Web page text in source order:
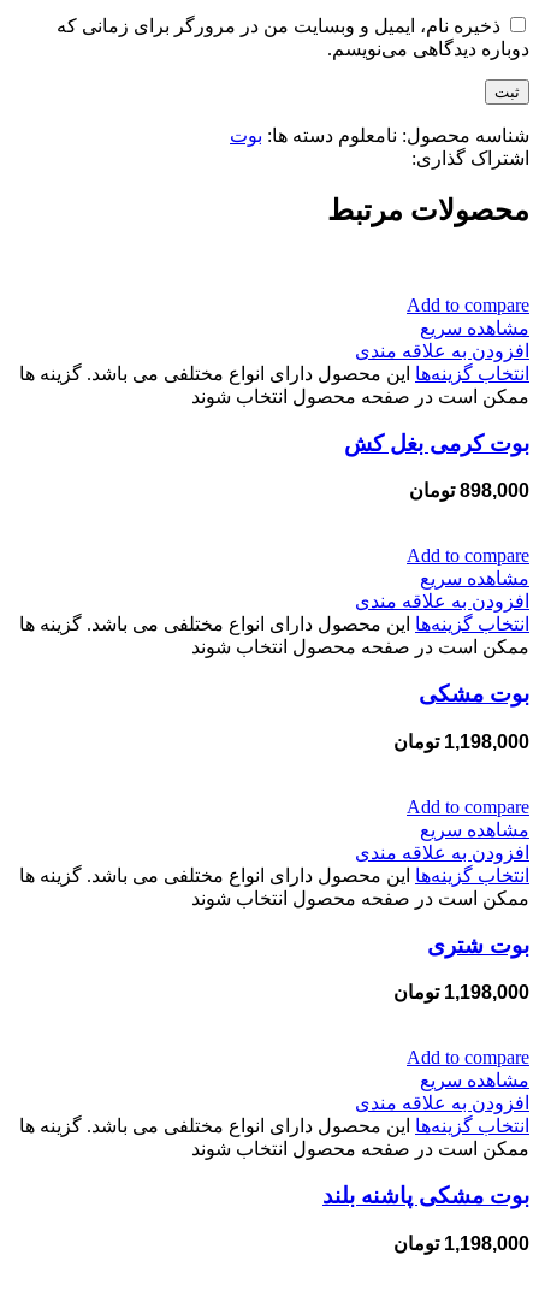
ذخیره نام، ایمیل و وبسایت من در مرورگر برای زمانی که
دوباره دیدگاهی می‌نویسم.
شناسه محصول: نامعلوم دسته ها: بوت
اشتراک گذاری:
محصولات مرتبط
Add to compare
مشاهده سریع
افزودن به علاقه مندی
انتخاب گزینه‌ها این محصول دارای انواع مختلفی می باشد. گزینه ها
ممکن است در صفحه محصول انتخاب شوند
بوت کرمی بغل کش
898,000 تومان
Add to compare
مشاهده سریع
افزودن به علاقه مندی
انتخاب گزینه‌ها این محصول دارای انواع مختلفی می باشد. گزینه ها
ممکن است در صفحه محصول انتخاب شوند
بوت مشکی
1,198,000 تومان
Add to compare
مشاهده سریع
افزودن به علاقه مندی
انتخاب گزینه‌ها این محصول دارای انواع مختلفی می باشد. گزینه ها
ممکن است در صفحه محصول انتخاب شوند
بوت شتری
1,198,000 تومان
Add to compare
مشاهده سریع
افزودن به علاقه مندی
انتخاب گزینه‌ها این محصول دارای انواع مختلفی می باشد. گزینه ها
ممکن است در صفحه محصول انتخاب شوند
بوت مشکی پاشنه بلند
1,198,000 تومان